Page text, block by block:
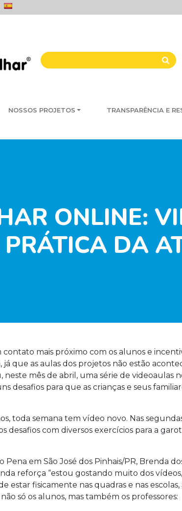
NOSSOS PROJETOS TRANSPARÊNCIA E
ONLINE:
DA
mais próximo com os alunos e
que as aulas dos projetos não estão
mês de abril, uma série de videoaulas
desafios para que as crianças e seus
toda semana tem vídeo novo. Nas
desafios com diversos exercícios para a
Pena em São José dos Pinhais/PR, Brenda
reforça “estou gostando muito dos
estar fisicamente nas quadras e nas
só os alunos, mas também os professores: